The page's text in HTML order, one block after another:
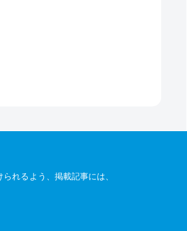
れるよう、掲載記事には、